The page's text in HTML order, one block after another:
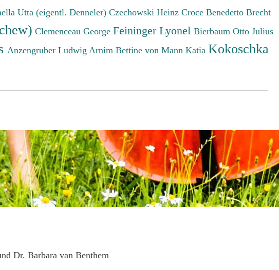
Utta (eigentl. Denneler) Czechowski Heinz Croce Benedetto Brecht
Clemenceau George Feininger Lyonel Bierbaum Otto Julius
Anzengruber Ludwig Arnim Bettine von Mann Katia Kokoschka
Dr. Barbara van Benthem